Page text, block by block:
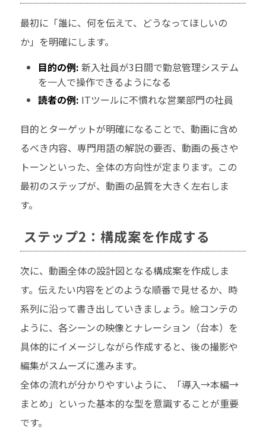
最初に「誰に、何を伝えて、どうなってほしいの
か」を明確にします。
目的の例: 新入社員が3日間で勤怠管理システム
を一人で操作できるようになる
読者の例: ITツールに不慣れな営業部門の社員
目的とターゲットが明確になることで、動画に含め
るべき内容、専門用語の解説の要否、動画の長さや
トーンといった、全体の方向性が定まります。この
最初のステップが、動画の品質を大きく左右しま
す。
ステップ2：構成案を作成する
次に、動画全体の設計図となる構成案を作成しま
す。伝えたい内容をどのような順番で見せるか、時
系列に沿って書き出していきましょう。絵コンテの
ように、各シーンの映像とナレーション（台本）を
具体的にイメージしながら作成すると、後の撮影や
編集がスムーズに進みます。
全体の流れが分かりやすいように、「導入→本編→
まとめ」といった基本的な型を意識することが重要
です。